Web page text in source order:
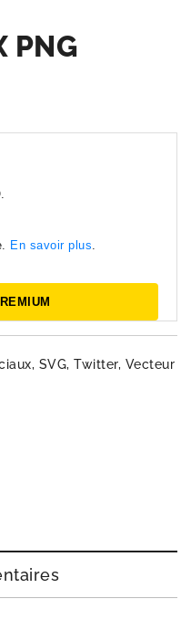
PNG
En savoir plus.
, SVG, Twitter, Vecteur